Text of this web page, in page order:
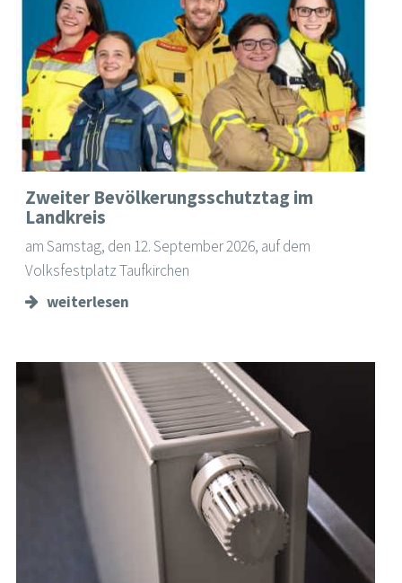
Zweiter Bevölkerungsschutztag im
Landkreis
am Samstag, den 12. September 2026, auf dem
Volksfestplatz Taufkirchen
weiterlesen